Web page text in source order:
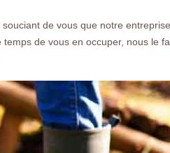
de vous que notre
de vous en occuper, nous le